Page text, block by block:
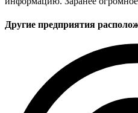
Другие предприятия